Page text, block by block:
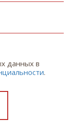
данных в
.